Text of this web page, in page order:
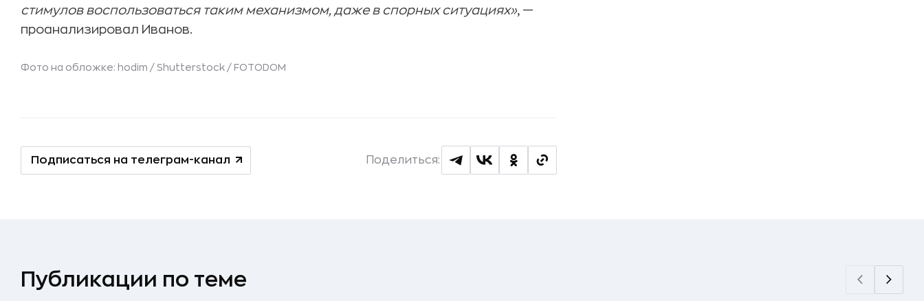
стимулов воспользоваться таким механизмом, даже в спорных ситуациях», —
проанализировал Иванов.
Фото на обложке: hodim / Shutterstock / FOTODOM
Подписаться на телеграм-канал Поделиться:
Публикации по теме